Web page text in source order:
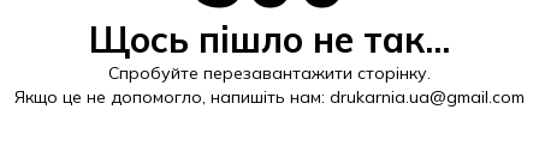
Щось пішло не так...
Спробуйте перезавантажити сторінку.
Якщо це не допомогло, напишіть нам: drukarnia.ua@gmail.com